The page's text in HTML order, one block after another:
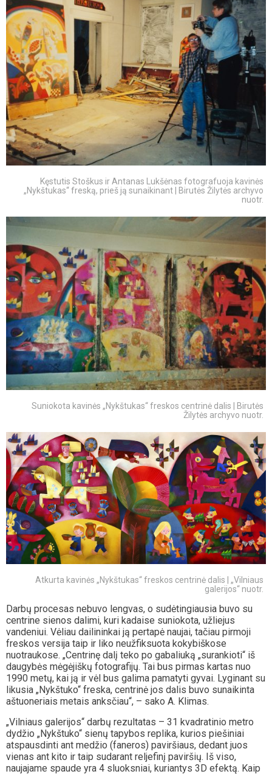
Kęstutis Stoškus ir Antanas Lukšėnas fotografuoja kavinės
„Nykštukas“ freską, prieš ją sunaikinant | Birutės Žilytės archyvo
nuotr.
Suniokota kavinės „Nykštukas“ freskos centrinė dalis | Birutės
Žilytės archyvo nuotr.
Atkurta kavinės „Nykštukas“ freskos centrinė dalis | „Vilniaus
galerijos“ nuotr.
Darbų procesas nebuvo lengvas, o sudėtingiausia buvo su
centrine sienos dalimi, kuri kadaise suniokota, užliejus
vandeniui. Vėliau dailininkai ją pertapė naujai, tačiau pirmoji
freskos versija taip ir liko neužfiksuota kokybiškose
nuotraukose. „Centrinę dalį teko po gabaliuką „surankioti“ iš
daugybės mėgėjiškų fotografijų. Tai bus pirmas kartas nuo
1990 metų, kai ją ir vėl bus galima pamatyti gyvai. Lyginant su
likusia „Nykštuko“ freska, centrinė jos dalis buvo sunaikinta
aštuoneriais metais anksčiau“, – sako A. Klimas.
„Vilniaus galerijos“ darbų rezultatas – 31 kvadratinio metro
dydžio „Nykštuko“ sienų tapybos replika, kurios piešiniai
atspausdinti ant medžio (faneros) paviršiaus, dedant juos
vienas ant kito ir taip sudarant reljefinį paviršių. Iš viso,
naujajame spaude yra 4 sluoksniai, kuriantys 3D efektą. Kaip